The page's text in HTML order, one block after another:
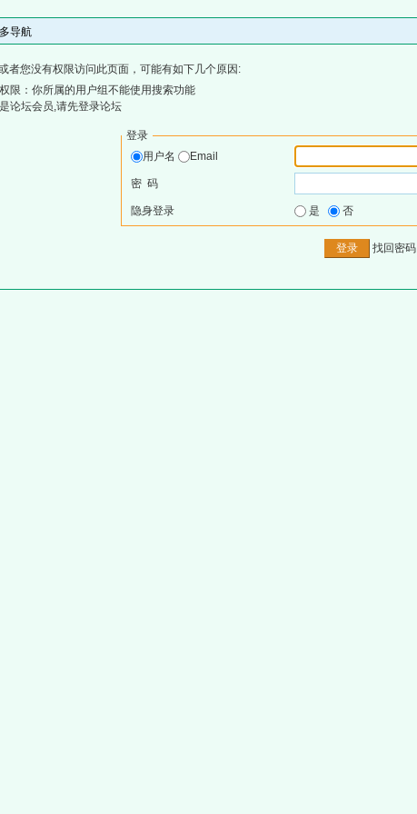
导航
者您没有权限访问此页面，可能有如下几个原因:
限：你所属的用户组不能使用搜索功能
论坛会员,请先登录论坛
登录
用户名
Email
密 码
隐身登录 是 否
找回密码